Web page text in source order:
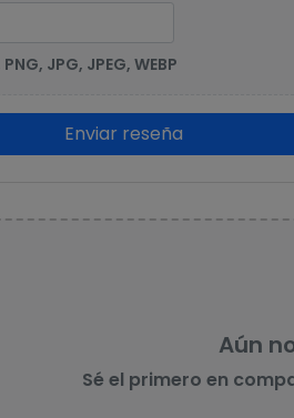
JPG, JPEG, WEBP
Enviar reseña
Aún
Sé el primero en